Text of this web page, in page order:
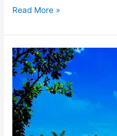
Read More »
Sun
Spa
Resort
&
Villas
Quảng
Bình